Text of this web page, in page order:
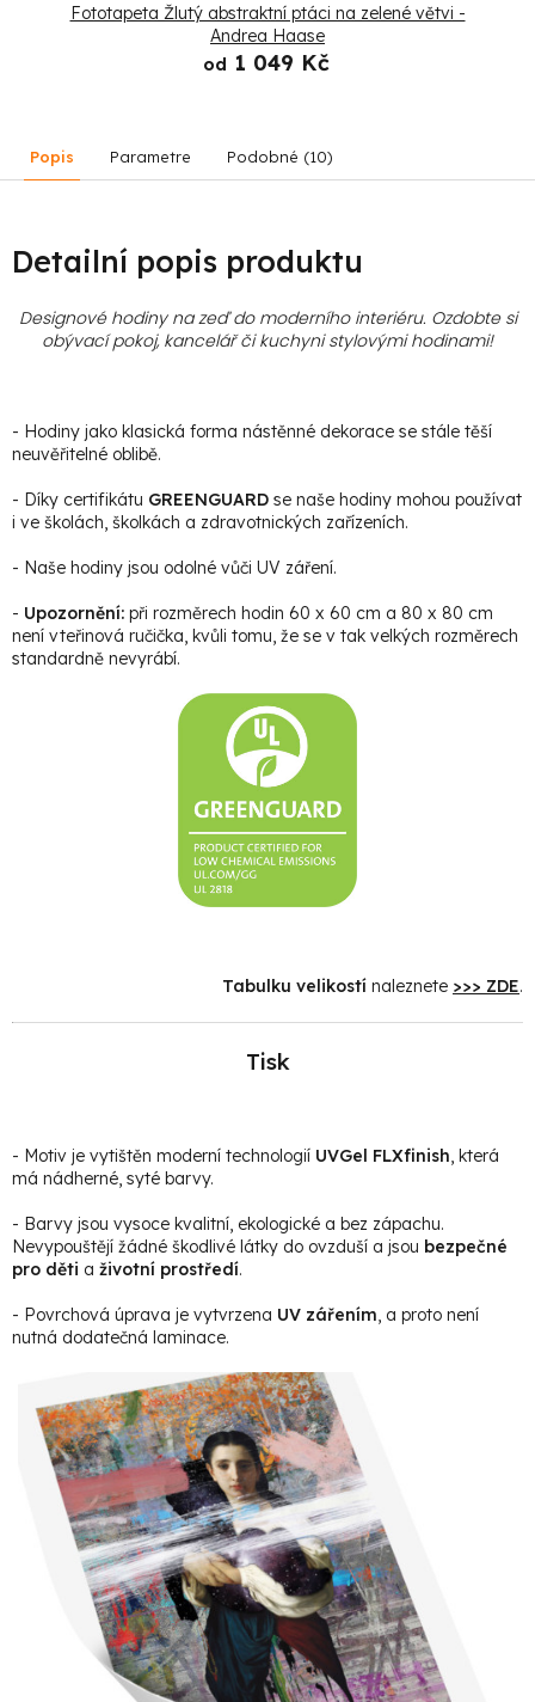
Fototapeta Žlutý abstraktní ptáci na zelené větvi -
Andrea Haase
od 1 049 Kč
Popis Parametre Podobné (10)
Detailní popis produktu
Designové hodiny na zeď do moderního interiéru. Ozdobte si
obývací pokoj, kancelář či kuchyni stylovými hodinami!
- Hodiny jako klasická forma nástěnné dekorace se stále těší
neuvěřitelné oblibě.
- Díky certifikátu GREENGUARD se naše hodiny mohou používat
i ve školách, školkách a zdravotnických zařízeních.
- Naše hodiny jsou odolné vůči UV záření.
- Upozornění: při rozměrech hodin 60 x 60 cm a 80 x 80 cm
není vteřinová ručička, kvůli tomu, že se v tak velkých rozměrech
standardně nevyrábí.
Tabulku velikostí naleznete >>> ZDE.
Tisk
- Motiv je vytištěn moderní technologií UVGel FLXfinish, která
má nádherné, syté barvy.
- Barvy jsou vysoce kvalitní, ekologické a bez zápachu.
Nevypouštějí žádné škodlivé látky do ovzduší a jsou bezpečné
pro děti a životní prostředí.
- Povrchová úprava je vytvrzena UV zářením, a proto není
nutná dodatečná laminace.